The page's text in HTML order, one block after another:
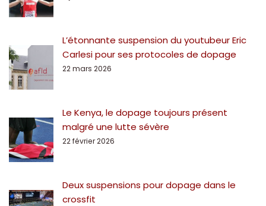
L’étonnante suspension du youtubeur Eric
Carlesi pour ses protocoles de dopage
22 mars 2026
Le Kenya, le dopage toujours présent
malgré une lutte sévère
22 février 2026
Deux suspensions pour dopage dans le
crossfit